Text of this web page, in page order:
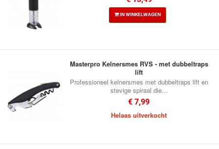
IN WINKELWAGEN
Masterpro Kelnersmes RVS - met dubbeltraps
lift
Professioneel kelnersmes met dubbeltraps lift en
stevige spiraal die...
€ 7,99
Helaas uitverkocht